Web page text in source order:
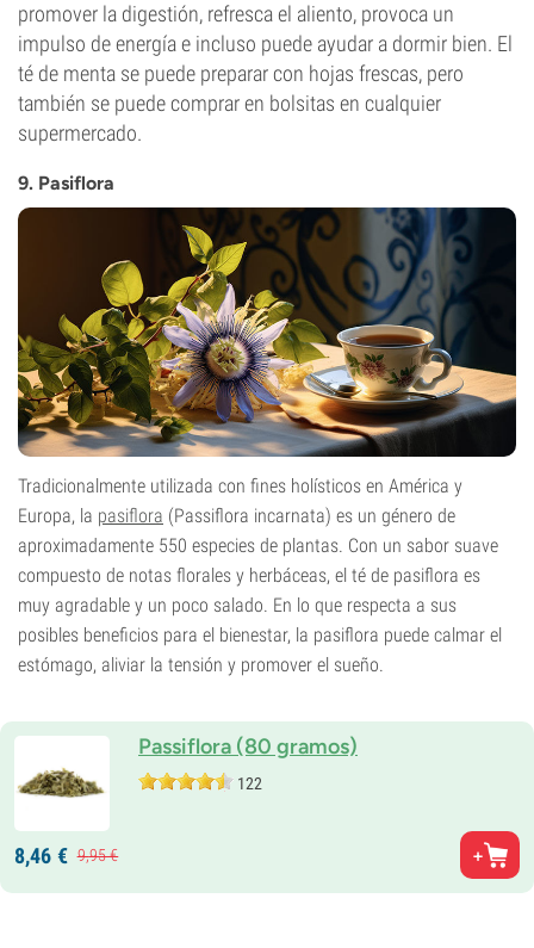
promover la digestión, refresca el aliento, provoca un
impulso de energía e incluso puede ayudar a dormir bien. El
té de menta se puede preparar con hojas frescas, pero
también se puede comprar en bolsitas en cualquier
supermercado.
9. Pasiflora
Tradicionalmente utilizada con fines holísticos en América y
Europa, la pasiflora (Passiflora incarnata) es un género de
aproximadamente 550 especies de plantas. Con un sabor suave
compuesto de notas florales y herbáceas, el té de pasiflora es
muy agradable y un poco salado. En lo que respecta a sus
posibles beneficios para el bienestar, la pasiflora puede calmar el
estómago, aliviar la tensión y promover el sueño.
Passiflora (80 gramos)
122
8,46 € 9,95€